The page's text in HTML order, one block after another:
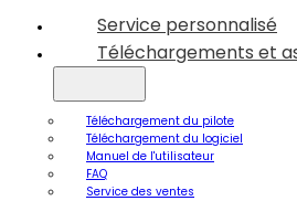
Service personnalisé
Téléchargements et
Téléchargement du pilote
Téléchargement du logiciel
Manuel de l'utilisateur
FAQ
Service des ventes